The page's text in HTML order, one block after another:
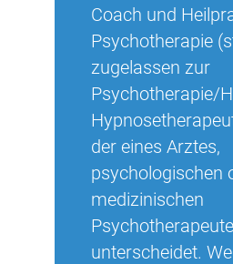
Coach und
Psychotherapie
zugelassen zur
Psychotherapie/
der eines Arztes,
psychologischen
medizinischen
unterscheidet.